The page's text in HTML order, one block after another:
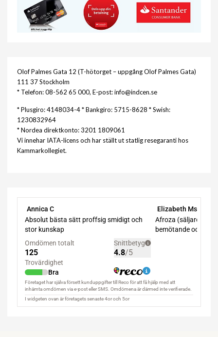
Olof Palmes Gata 12 (T-hötorget – uppgång Olof Palmes Gata)
111 37 Stockholm
* Telefon: 08-562 65 000, E-post: info@indcen.se
* Plusgiro: 4148034-4 * Bankgiro: 5715-8628 * Swish:
1230832964
* Nordea direktkonto: 3201 1809061
Vi innehar IATA-licens och har ställt ut statlig resegaranti hos
Kammarkollegiet.